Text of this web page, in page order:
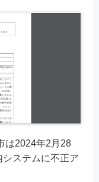
は2024年2月28
ステムに不正ア